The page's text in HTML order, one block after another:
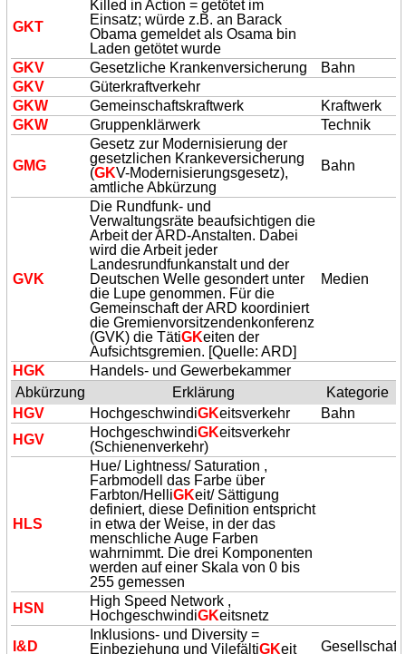
GKT
Killed in Action = getötet im
Einsatz; würde z.B. an Barack
Obama gemeldet als Osama bin
Laden getötet wurde
GKV Gesetzliche Krankenversicherung
Bahn
GKV
Güterkraftverkehr
GKW Gemeinschaftskraftwerk
Kraftwerk
GKW Gruppenklärwerk Technik
GMG
Gesetz zur Modernisierung der
gesetzlichen Krankeversicherung
(GKV-Modernisierungsgesetz),
amtliche Abkürzung
Bahn
GVK
Die Rundfunk- und
Verwaltungsräte beaufsichtigen die
Arbeit der ARD-Anstalten. Dabei
wird die Arbeit jeder
Landesrundfunkanstalt und der
Deutschen Welle gesondert unter
die Lupe genommen. Für die
Gemeinschaft der ARD koordiniert
die Gremienvorsitzendenkonferenz
(GVK) die TätiGKeiten der
Aufsichtsgremien. [Quelle: ARD]
Medien
HGK
Handels- und Gewerbekammer
Abkürzung
Erklärung
Kategorie
HGV
HochgeschwindiGKeitsverkehr
Bahn
HGV
HochgeschwindiGKeitsverkehr
(Schienenverkehr)
HLS
Hue/ Lightness/ Saturation ,
Farbmodell das Farbe über
Farbton/HelliGKeit/ Sättigung
definiert, diese Definition entspricht
in etwa der Weise, in der das
menschliche Auge Farben
wahrnimmt. Die drei Komponenten
werden auf einer Skala von 0 bis
255 gemessen
HSN
High Speed Network ,
HochgeschwindiGKeitsnetz
I&D
Inklusions- und Diversity =
Einbeziehung und VilefältiGKeit Gesellschaft